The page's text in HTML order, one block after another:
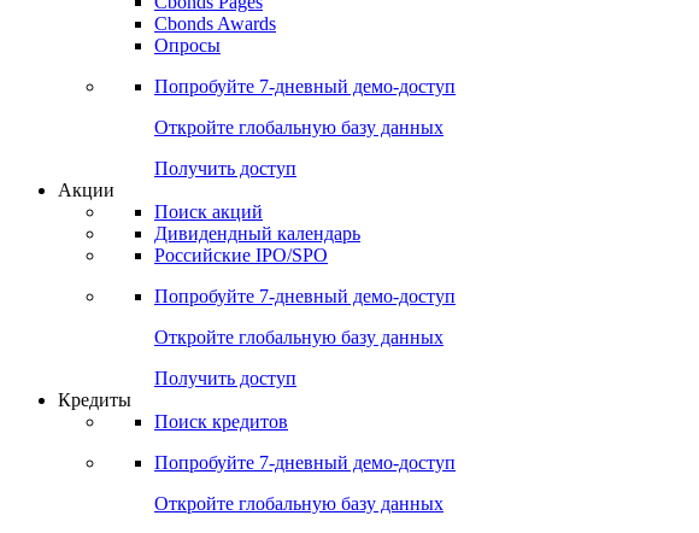
Cbonds Awards
Опросы
Попробуйте 7-дневный демо-доступ
Откройте глобальную базу данных
Получить доступ
Акции
Поиск акций
Дивидендный календарь
Российские IPO/SPO
Попробуйте 7-дневный демо-доступ
Откройте глобальную базу данных
Получить доступ
Кредиты
Поиск кредитов
Попробуйте 7-дневный демо-доступ
Откройте глобальную базу данных